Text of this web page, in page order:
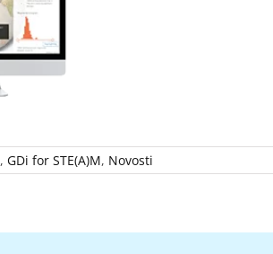
, GDi for STE(A)M, Novosti